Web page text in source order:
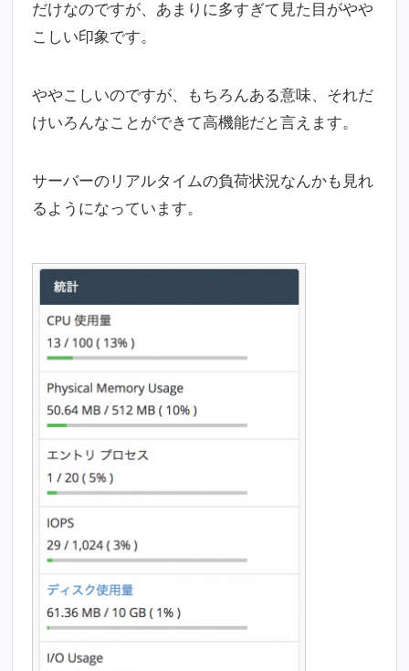
だけなのですが、あまりに多すぎて見た目がやや
こしい印象です。
ややこしいのですが、もちろんある意味、それだ
けいろんなことができて高機能だと言えます。
サーバーのリアルタイムの負荷状況なんかも見れ
るようになっています。